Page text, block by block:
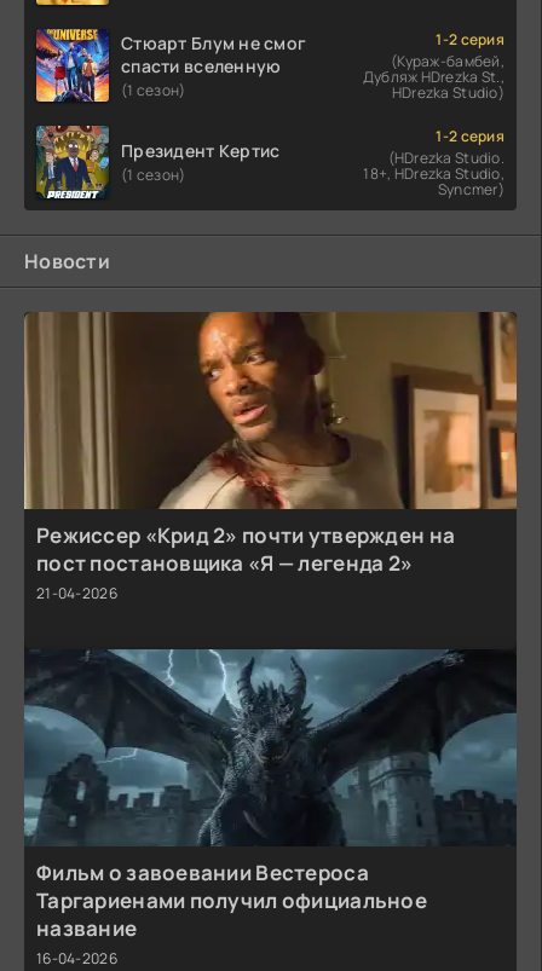
Стюарт Блум не смог
спасти вселенную
(1 сезон)
1-2 серия
(Кураж-бамбей,
Дубляж HDrezka St.,
HDrezka Studio)
Президент Кертис
(1 сезон)
1-2 серия
(HDrezka Studio.
18+, HDrezka Studio,
Syncmer)
Новости
Режиссер «Крид 2» почти утвержден на
пост постановщика «Я — легенда 2»
21-04-2026
Фильм о завоевании Вестероса
Таргариенами получил официальное
название
16-04-2026